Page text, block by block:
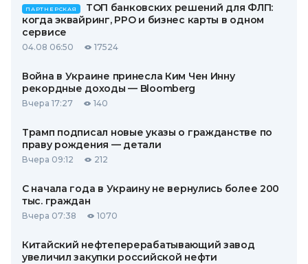
ПАРТНЕРСКАЯ
ТОП банковских решений для ФЛП:
когда эквайринг, РРО и бизнес карты в одном
сервисе
04.08 06:50 17524
Война в Украине принесла Ким Чен Инну
рекордные доходы — Bloomberg
Вчера 17:27 140
Трамп подписал новые указы о гражданстве по
праву рождения — детали
Вчера 09:12 212
С начала года в Украину не вернулись более 200
тыс. граждан
Вчера 07:38 1070
Китайский нефтеперерабатывающий завод
увеличил закупки российской нефти